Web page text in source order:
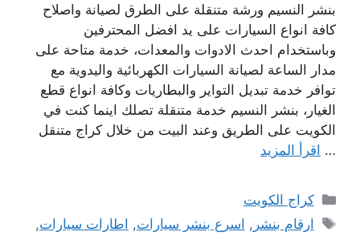
بنشر النسيم ورشة متنقلة على الطرق لصيانة واصلاح
كافة انواع السيارات على يد افضل المحترفين
وباستخدام احدث الادوات والمعدات، خدمة متاحة على
مدار الساعة لصيانة السيارات الكهربائية واليدوية مع
توافر خدمة تبديل التواير والبطاريات وكافة انواع قطع
الغيار، بنشر النسيم خدمة متنقلة تصلك اينما كنت في
الكويت على الطريق وعند البيت من خلال كراج متنقل
… اقرأ المزيد
التصنيفات
كراج الكويت
الوسوم
ارقام بنشر , اسرع بنشر سيارات, اطارات سيارات,